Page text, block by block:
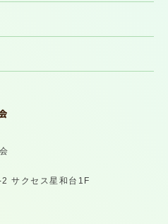
サクセス星和台1F